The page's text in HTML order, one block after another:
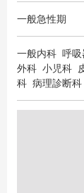
一般急性期
一般内科 呼
外科 小児科
科 病理診断